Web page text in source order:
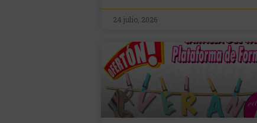
24 julio, 2026